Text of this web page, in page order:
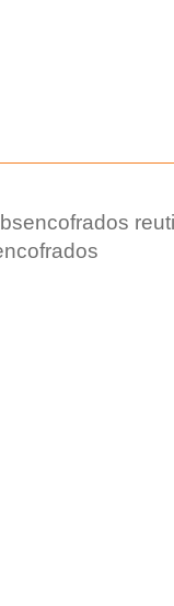
encofrados